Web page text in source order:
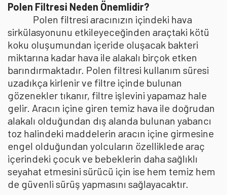
Polen Filtresi Neden Önemlidir?
Polen filtresi aracınızın içindeki hava
sirkülasyonunu etkileyeceğinden araçtaki kötü
koku oluşumundan içeride oluşacak bakteri
miktarına kadar hava ile alakalı birçok etken
barındırmaktadır. Polen filtresi kullanım süresi
uzadıkça kirlenir ve filtre içinde bulunan
gözenekler tıkanır, filtre işlevini yapamaz hale
gelir. Aracın içine giren temiz hava ile doğrudan
alakalı olduğundan dış alanda bulunan yabancı
toz halindeki maddelerin aracın içine girmesine
engel olduğundan yolcuların özelliklede araç
içerindeki çocuk ve bebeklerin daha sağlıklı
seyahat etmesini sürücü için ise hem temiz hem
de güvenli sürüş yapmasını sağlayacaktır.